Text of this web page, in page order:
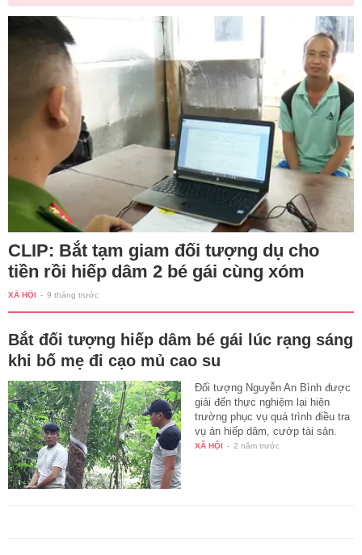
CLIP: Bắt tạm giam đối tượng dụ cho
tiền rồi hiếp dâm 2 bé gái cùng xóm
XÃ HỘI - 9 tháng trước
Bắt đối tượng hiếp dâm bé gái lúc rạng sáng
khi bố mẹ đi cạo mủ cao su
Đối tượng Nguyễn An Bình được
giải đến thực nghiệm lại hiện
trường phục vụ quá trình điều tra
vụ án hiếp dâm, cướp tài sản.
XÃ HỘI - 2 năm trước